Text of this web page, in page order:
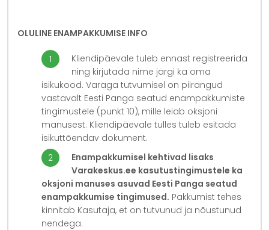
OLULINE ENAMPAKKUMISE INFO
Kliendipäevale tuleb ennast registreerida
ning kirjutada nime järgi ka oma
isikukood. Varaga tutvumisel on piirangud
vastavalt Eesti Panga seatud enampakkumiste
tingimustele (punkt 10), mille leiab oksjoni
manusest. Kliendipäevale tulles tuleb esitada
isikuttõendav dokument.
Enampakkumisel kehtivad lisaks
Varakeskus.ee kasutustingimustele ka
oksjoni manuses asuvad Eesti Panga seatud
enampakkumise tingimused. Pakkumist tehes
kinnitab Kasutaja, et on tutvunud ja nõustunud
nendega.